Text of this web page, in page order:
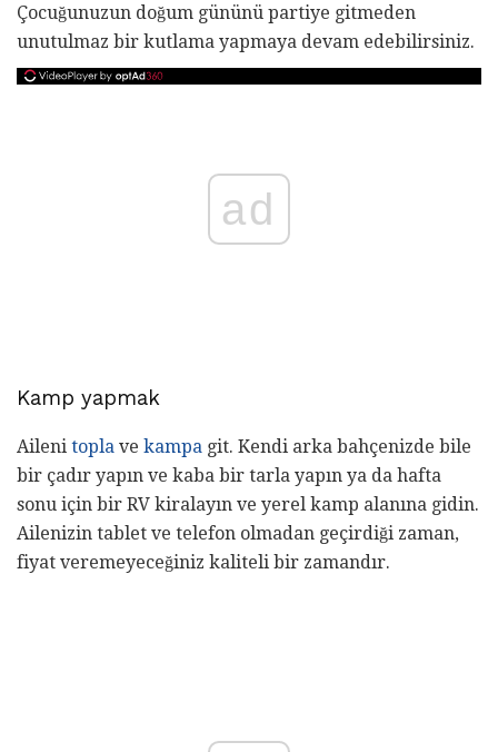
Çocuğunuzun doğum gününü partiye gitmeden
unutulmaz bir kutlama yapmaya devam edebilirsiniz.
ad
Kamp yapmak
Aileni topla ve kampa git. Kendi arka bahçenizde bile
bir çadır yapın ve kaba bir tarla yapın ya da hafta
sonu için bir RV kiralayın ve yerel kamp alanına gidin.
Ailenizin tablet ve telefon olmadan geçirdiği zaman,
fiyat veremeyeceğiniz kaliteli bir zamandır.